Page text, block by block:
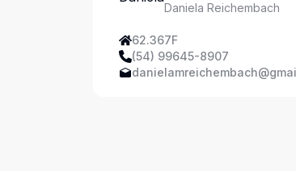
Daniela Reichembach
62.367F
(54) 99645-8907